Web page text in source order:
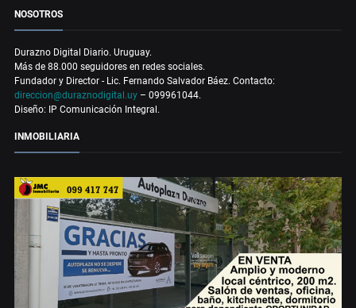
NOSOTROS
Durazno Digital Diario. Uruguay.
Más de 88.000 seguidores en redes sociales.
Fundador y Director - Lic. Fernando Salvador Báez. Contacto:
direccion@duraznodigital.uy – 099961044.
Diseño: IP Comunicación Integral.
INMOBILIARIA